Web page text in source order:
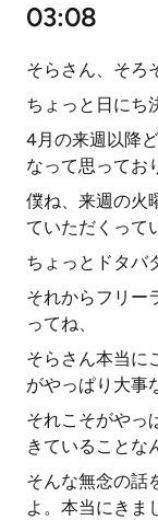
03:08
そらさん、そろ
ちょっと日にち
4月の来週以降
なって思ってお
僕ね、来週の火
ていただくって
ちょっとドタバ
それからフリー
ってね、
そらさん本当に
がやっぱり大事
それこそがやっ
きていることな
そんな無念の話
よ。本当にきま